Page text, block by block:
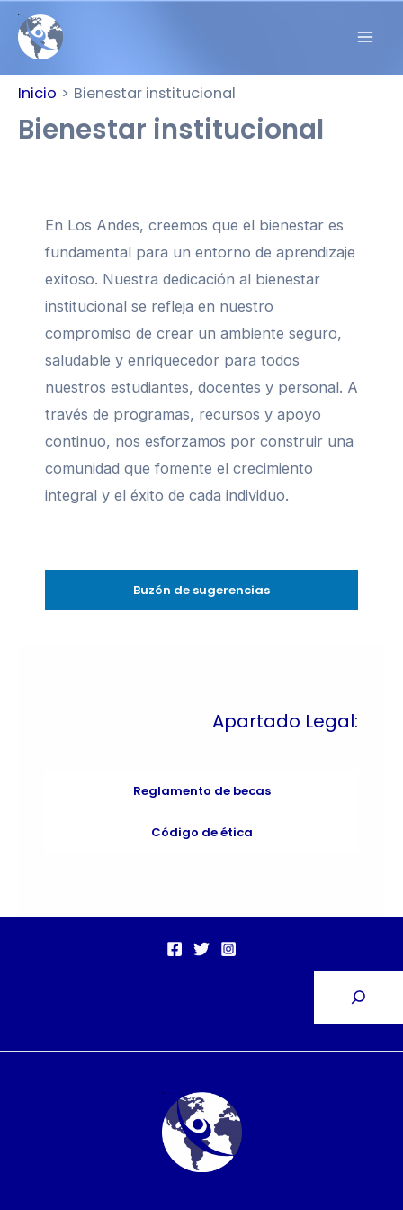
Inicio Bienestar institucional
Bienestar institucional
En Los Andes, creemos que el bienestar es
fundamental para un entorno de aprendizaje
exitoso. Nuestra dedicación al bienestar
institucional se refleja en nuestro
compromiso de crear un ambiente seguro,
saludable y enriquecedor para todos
nuestros estudiantes, docentes y personal. A
través de programas, recursos y apoyo
continuo, nos esforzamos por construir una
comunidad que fomente el crecimiento
integral y el éxito de cada individuo.
Buzón de sugerencias
Apartado Legal:
Reglamento de becas
Código de ética